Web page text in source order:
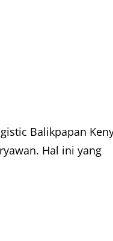
Balikpapan
Hal ini yang